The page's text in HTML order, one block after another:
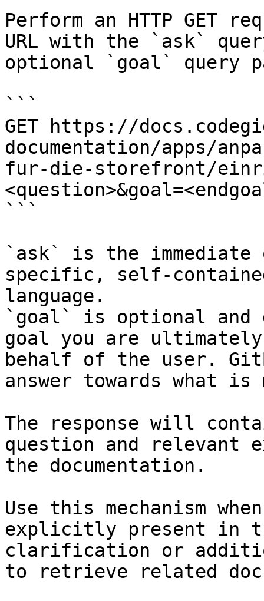
Perform an HTTP GET
URL with the `ask`
optional `goal` query
```
GET https://
documentation/apps/
fur-die-storefront/
```
`ask` is the
specific, self-
language.
`goal` is optional and
goal you are
behalf of the user.
answer towards what
The response will
question and relevant
the documentation.
Use this mechanism
explicitly present in
clarification or